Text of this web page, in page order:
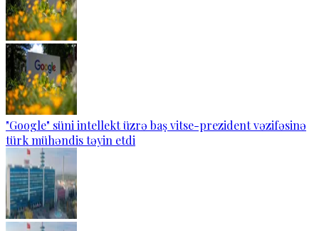
"Google" süni intellekt üzrə baş vitse-prezident vəzifəsinə
türk mühəndis təyin etdi